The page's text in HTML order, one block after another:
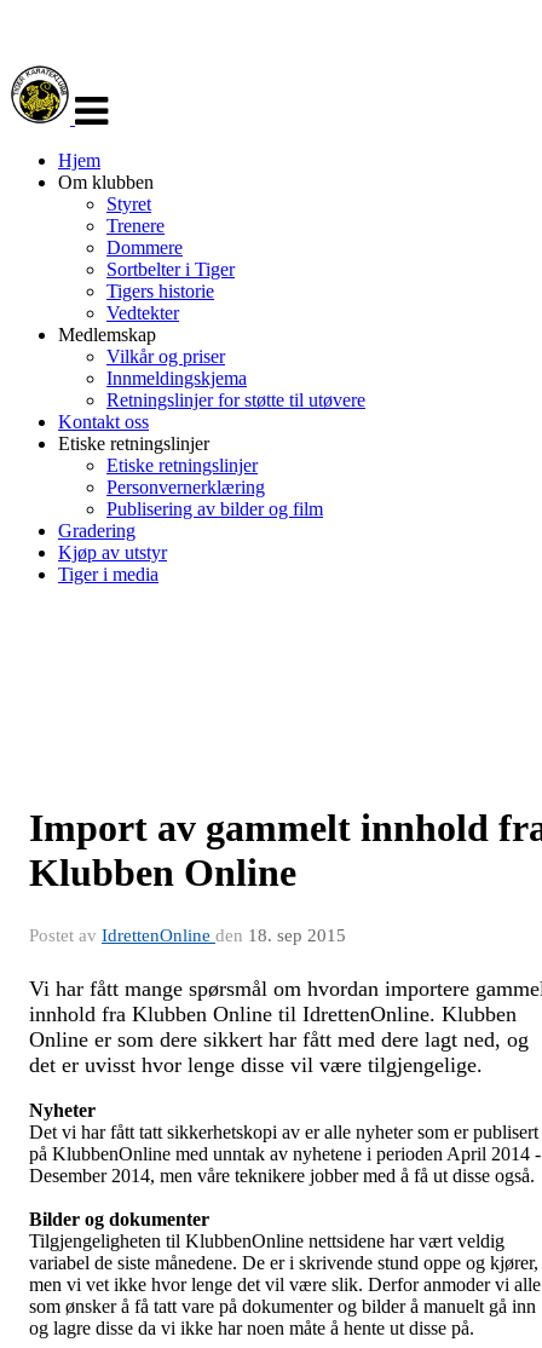
navigasjon
Hjem
Om klubben
Styret
Trenere
Dommere
Sortbelter i Tiger
Tigers historie
Vedtekter
Medlemskap
Vilkår og priser
Innmeldingskjema
Retningslinjer for støtte til utøvere
Kontakt oss
Etiske retningslinjer
Etiske retningslinjer
Personvernerklæring
Publisering av bilder og film
Gradering
Kjøp av utstyr
Tiger i media
Import av gammelt innhold
Klubben Online
Postet av IdrettenOnline den 18. sep 2015
Vi har fått mange spørsmål om hvordan importere
innhold fra Klubben Online til IdrettenOnline. Klubben
Online er som dere sikkert har fått med dere lagt ned, og
det er uvisst hvor lenge disse vil være tilgjengelige.
Nyheter
Det vi har fått tatt sikkerhetskopi av er alle nyheter som er publisert
på KlubbenOnline med unntak av nyhetene i perioden April 2014 -
Desember 2014, men våre teknikere jobber med å få ut disse også.
Bilder og dokumenter
Tilgjengeligheten til KlubbenOnline nettsidene har vært veldig
variabel de siste månedene. De er i skrivende stund oppe og kjører,
men vi vet ikke hvor lenge det vil være slik. Derfor anmoder vi alle
som ønsker å få tatt vare på dokumenter og bilder å manuelt gå inn
og lagre disse da vi ikke har noen måte å hente ut disse på.